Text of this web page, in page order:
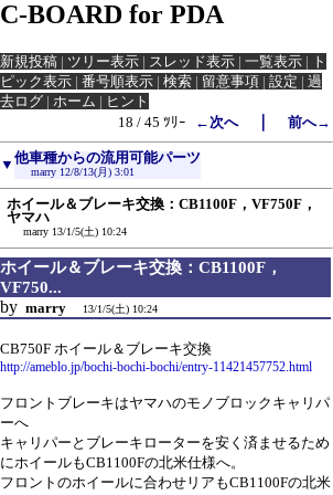
C-BOARD for PDA
新規投稿 | ツリー表示 | スレッド表示 | 一覧表示 | ト
ピック表示 | 番号順表示 | 検索 | 留意事項 | 設定 | 過
去ログ | ホーム | ヒント
18 / 45 ﾂﾘｰ
←次へ｜ 前へ→
▼ 他車種からの流用可能パーツ
marry 12/8/13(月) 3:01
ホイール＆ブレーキ交換：CB1100F，VF750F，
ヤマハ
marry 13/1/5(土) 10:24
ホイール＆ブレーキ交換：CB1100F，
VF750...
by marry 13/1/5(土) 10:24
CB750F ホイール＆ブレーキ交換
http://ameblo.jp/bochi-bochi-bochi/entry-11421457752.html
フロントブレーキはヤマハのモノブロックキャリパ
ーへ
キャリパーとブレーキローターを安く済ませるため
にホイールもCB1100Fの北米仕様へ。
フロントのホイールに合わせリアもCB1100Fの北米